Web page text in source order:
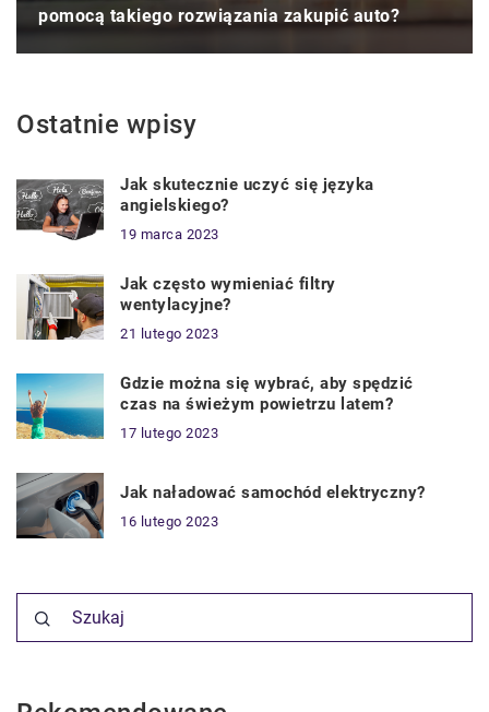
pomocą takiego rozwiązania zakupić auto?
Ostatnie wpisy
Jak skutecznie uczyć się języka
angielskiego?
19 marca 2023
Jak często wymieniać filtry
wentylacyjne?
21 lutego 2023
Gdzie można się wybrać, aby spędzić
czas na świeżym powietrzu latem?
17 lutego 2023
Jak naładować samochód elektryczny?
16 lutego 2023